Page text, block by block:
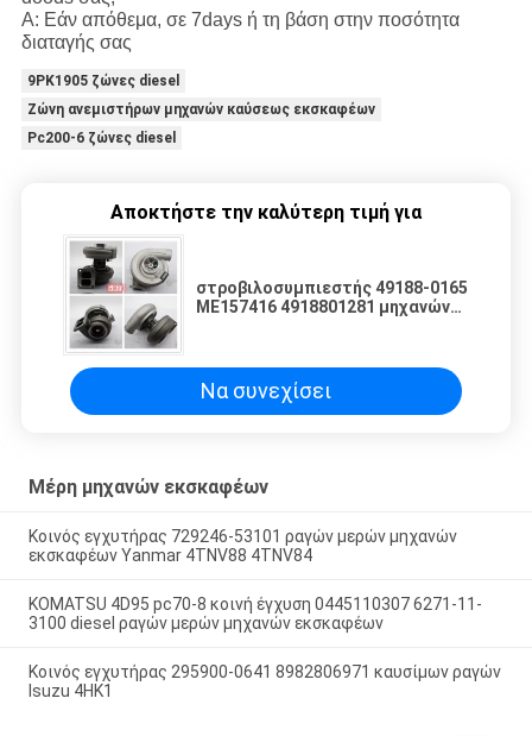
Α: Εάν απόθεμα, σε 7days ή τη βάση στην ποσότητα
διαταγής σας
9PK1905 ζώνες diesel
Ζώνη ανεμιστήρων μηχανών καύσεως εκσκαφέων
Pc200-6 ζώνες diesel
Αποκτήστε την καλύτερη τιμή για
στροβιλοσυμπιεστής 49188-0165
ME157416 4918801281 μηχανών
Να συνεχίσει
Μέρη μηχανών εκσκαφέων
Κοινός εγχυτήρας 729246-53101 ραγών μερών μηχανών
εκσκαφέων Yanmar 4TNV88 4TNV84
KOMATSU 4D95 pc70-8 κοινή έγχυση 0445110307 6271-11-
3100 diesel ραγών μερών μηχανών εκσκαφέων
Κοινός εγχυτήρας 295900-0641 8982806971 καυσίμων ραγών
Isuzu 4HK1